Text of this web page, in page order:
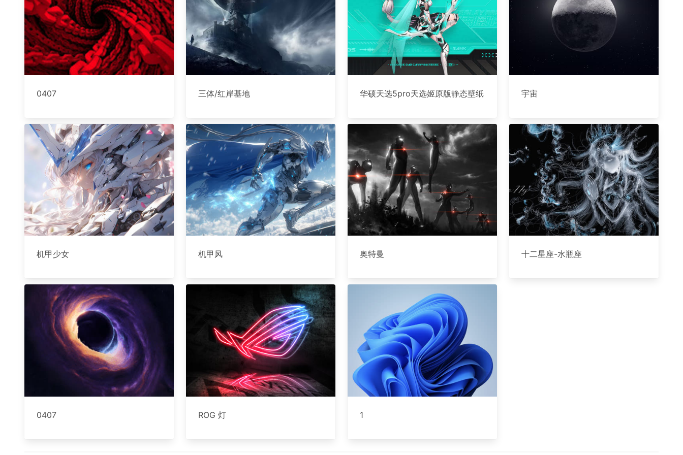
0407 三体/红岸基地 华硕天选5pro天选姬原版静态壁纸 宇宙
机甲少女 机甲风 奥特曼 十二星座-水瓶座
0407 ROG 灯 1